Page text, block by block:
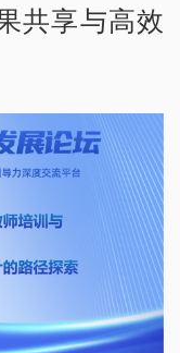
共享与高效